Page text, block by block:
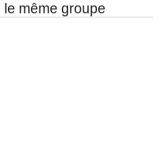
même groupe